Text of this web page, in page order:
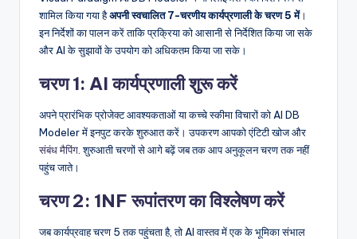
शामिल किया गया हैअपनी स्वचालित 7-चरणीय कार्यप्रणाली के चरण 5 में।
इन निर्देशों का पालन करें ताकि प्रक्रिया को आसानी से निर्देशित किया जा सके
और AI के सुझावों के उपयोग को अधिकतम किया जा सके।
चरण 1: AI कार्यप्रणाली शुरू करें
अपने प्रारंभिक प्रोजेक्ट आवश्यकताओं या कच्चे स्कीमा विचारों को AI DB
Modeler में इनपुट करके शुरुआत करें। उपकरण आपको एंटिटी खोज और
संबंध मैपिंग . शुरुआती चरणों से आगे बढ़ें जब तक आप अनुकूलन चरण तक नहीं
पहुंच जाते।
चरण 2: 1NF रूपांतरण का विश्लेषण करें
जब कार्यप्रवाह चरण 5 तक पहुंचता है, तो AI वास्तव में एक के भूमिका संभाल